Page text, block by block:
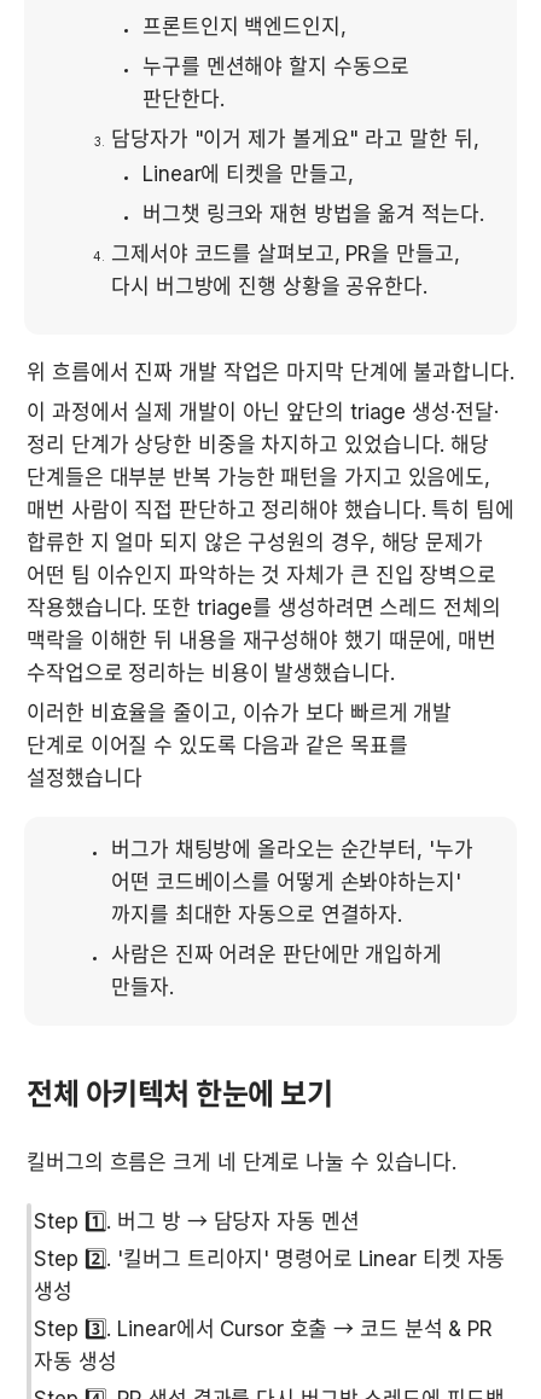
프론트인지 백엔드인지,
누구를 멘션해야 할지 수동으로
판단한다.
담당자가 "이거 제가 볼게요" 라고 말한 뒤,
Linear에 티켓을 만들고,
버그챗 링크와 재현 방법을 옮겨 적는다.
그제서야 코드를 살펴보고, PR을 만들고,
다시 버그방에 진행 상황을 공유한다.
이 과정에서 실제 개발이 아닌 앞단의 triage 생성·전달·
정리 단계가 상당한 비중을 차지하고 있었습니다. 해당
단계들은 대부분 반복 가능한 패턴을 가지고 있음에도,
매번 사람이 직접 판단하고 정리해야 했습니다. 특히 팀에
합류한 지 얼마 되지 않은 구성원의 경우, 해당 문제가
어떤 팀 이슈인지 파악하는 것 자체가 큰 진입 장벽으로
작용했습니다. 또한 triage를 생성하려면 스레드 전체의
맥락을 이해한 뒤 내용을 재구성해야 했기 때문에, 매번
수작업으로 정리하는 비용이 발생했습니다.
이러한 비효율을 줄이고, 이슈가 보다 빠르게 개발
단계로 이어질 수 있도록 다음과 같은 목표를
설정했습니다
버그가 채팅방에 올라오는 순간부터, '누가
어떤 코드베이스를 어떻게 손봐야하는지'
까지를 최대한 자동으로 연결하자.
사람은 진짜 어려운 판단에만 개입하게
만들자.
전체 아키텍처 한눈에 보기
킬버그의 흐름은 크게 네 단계로 나눌 수 있습니다.
Step 1️⃣. 버그 방 → 담당자 자동 멘션
Step 2️⃣. '킬버그 트리아지' 명령어로 Linear 티켓 자동
생성
Step 3️⃣. Linear에서 Cursor 호출 → 코드 분석 & PR
자동 생성